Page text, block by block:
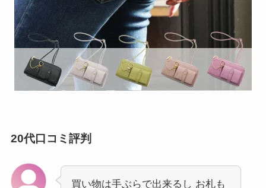
20代口コミ評判
買い物は手ぶらで出来るし お札も